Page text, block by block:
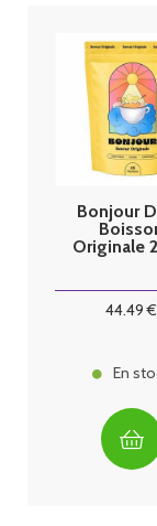
Bonjour
Originale
44.49 €
En